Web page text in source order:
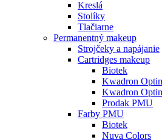
Kreslá
Stolíky
Tlačiarne
Permanentný makeup
Strojčeky a napájanie
Cartridges makeup
Biotek
Kwadron
Kwadron
Prodak PMU
Farby PMU
Biotek
Nuva Colors